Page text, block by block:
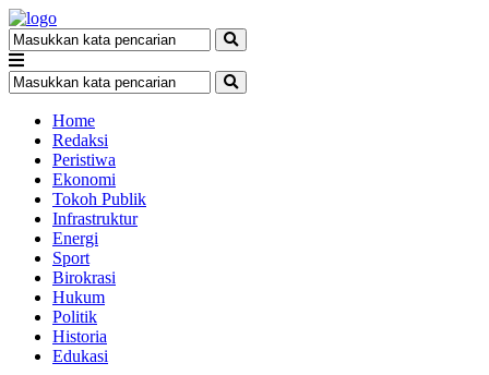
Home
Redaksi
Peristiwa
Ekonomi
Tokoh Publik
Infrastruktur
Energi
Sport
Birokrasi
Hukum
Politik
Historia
Edukasi